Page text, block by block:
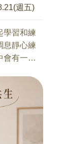
週五)
學習和練
息靜心練
會有一些
度、肌
正脊椎